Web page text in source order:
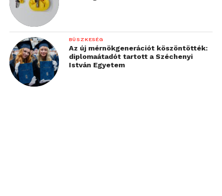
BÜSZKESÉG
Az új mérnökgenerációt köszöntötték:
diplomaátadót tartott a Széchenyi
István Egyetem